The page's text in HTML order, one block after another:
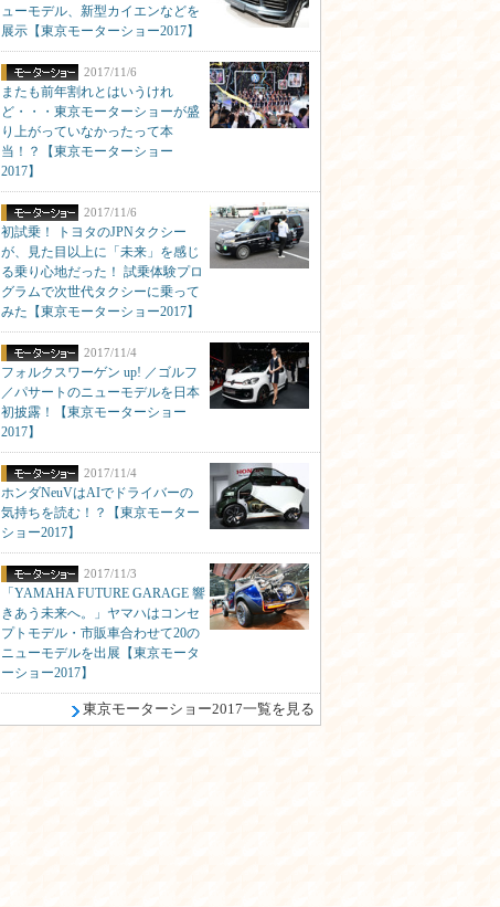
ューモデル、新型カイエンなどを
展示【東京モーターショー2017】
2017/11/6
またも前年割れとはいうけれ
ど・・・東京モーターショーが盛
り上がっていなかったって本
当！？【東京モーターショー
2017】
2017/11/6
初試乗！ トヨタのJPNタクシー
が、見た目以上に「未来」を感じ
る乗り心地だった！ 試乗体験プロ
グラムで次世代タクシーに乗って
みた【東京モーターショー2017】
2017/11/4
フォルクスワーゲン up! ／ゴルフ
／パサートのニューモデルを日本
初披露！【東京モーターショー
2017】
2017/11/4
ホンダNeuVはAIでドライバーの
気持ちを読む！？【東京モーター
ショー2017】
2017/11/3
「YAMAHA FUTURE GARAGE 響
きあう未来へ。」ヤマハはコンセ
プトモデル・市販車合わせて20の
ニューモデルを出展【東京モータ
ーショー2017】
東京モーターショー2017一覧を見る